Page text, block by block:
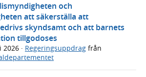
och
att säkerställa att
skyndsamt och att barnets
tillgodoses
2026 · Regeringsuppdrag från